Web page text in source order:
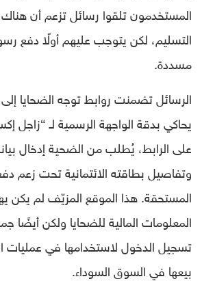
المستخدمون تلقوا رسائل تزعم أن هناك
التسليم، لكن يتوجب عليهم أولًا دفع
مسددة.
الرسائل تضمنت روابط توجه الضحايا
يحاكي بدقة الواجهة الرسمية لـ “زاجل
على الرابط، يُطلب من الضحية إدخال
وتفاصيل بطاقته الائتمانية تحت زعم
المستحقة. هذا الموقع المزيّف لم
المعلومات المالية للضحايا ولكن أيضًا
تسجيل الدخول لاستخدامها في عمليات
بيعها في السوق السوداء.